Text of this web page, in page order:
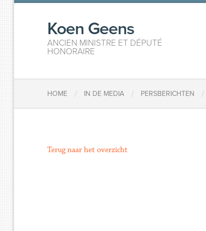
Koen Geens
ANCIEN MINISTRE ET DÉPUTÉ
HONORAIRE
HOME / IN DE MEDIA / PERSBERICHTEN /
Terug naar het overzicht